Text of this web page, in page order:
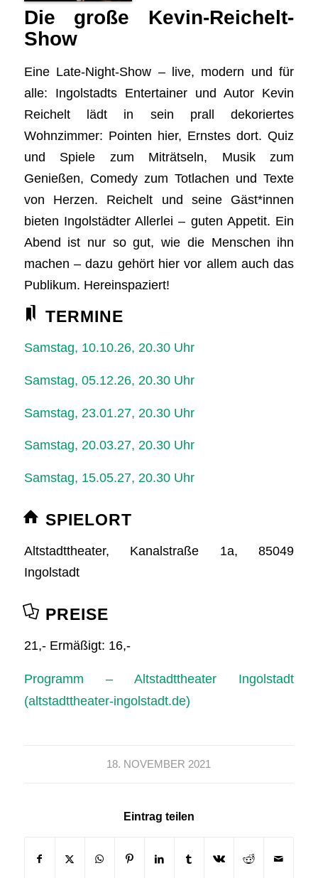
Die große Kevin-Reichelt-
Show
Eine Late-Night-Show – live, modern und für
alle: Ingolstadts Entertainer und Autor Kevin
Reichelt lädt in sein prall dekoriertes
Wohnzimmer: Pointen hier, Ernstes dort. Quiz
und Spiele zum Miträtseln, Musik zum
Genießen, Comedy zum Totlachen und Texte
von Herzen. Reichelt und seine Gäst*innen
bieten Ingolstädter Allerlei – guten Appetit. Ein
Abend ist nur so gut, wie die Menschen ihn
machen – dazu gehört hier vor allem auch das
Publikum. Hereinspaziert!
TERMINE
Samstag, 10.10.26, 20.30 Uhr
Samstag, 05.12.26, 20.30 Uhr
Samstag, 23.01.27, 20.30 Uhr
Samstag, 20.03.27, 20.30 Uhr
Samstag, 15.05.27, 20.30 Uhr
SPIELORT
Altstadttheater, Kanalstraße 1a, 85049
Ingolstadt
PREISE
21,- Ermäßigt: 16,-
Programm – Altstadttheater Ingolstadt
(altstadttheater-ingolstadt.de)
18. NOVEMBER 2021
Eintrag teilen